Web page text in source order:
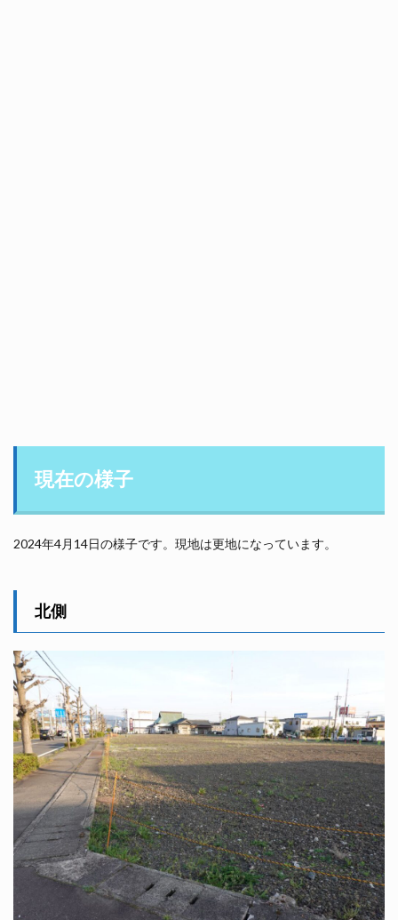
現在の様子
2024年4月14日の様子です。現地は更地になっています。
北側